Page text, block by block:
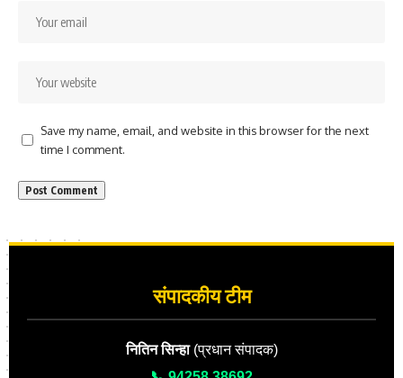
Save my name, email, and website in this browser for the next
time I comment.
संपादकीय टीम
नितिन सिन्हा(प्रधान संपादक)